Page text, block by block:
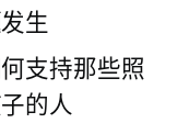
生
支持那些照
的人